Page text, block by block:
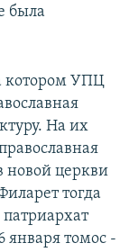
была
котором УПЦ
На их
новой церкви
тогда
января томос -